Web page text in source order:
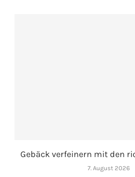
Gebäck verfeinern mit den
7. August 2026